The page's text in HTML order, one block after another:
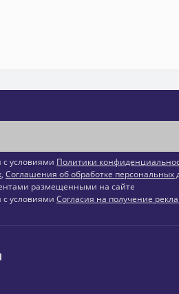
с условиями Политики
, Соглашения об обработке персональных
размещенными на сайте
с условиями Согласия на получение